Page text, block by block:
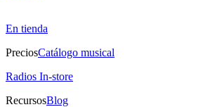
En tienda
PreciosCatálogo musical
Radios In-store
RecursosBlog